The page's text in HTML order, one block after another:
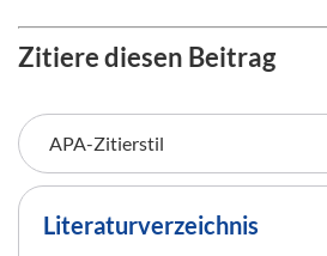
Zitiere diesen Beitrag
Literaturverzeichnis